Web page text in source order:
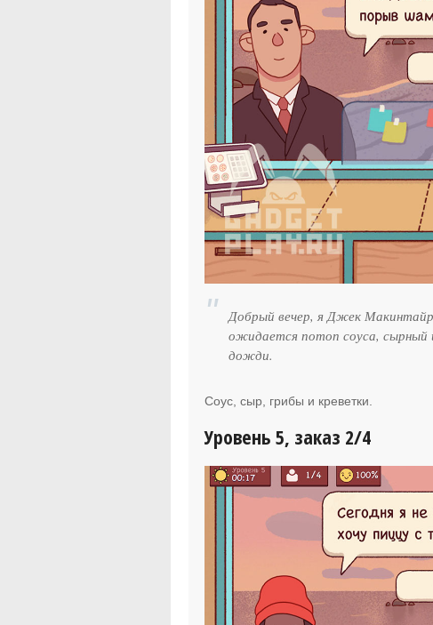
Добрый вечер, я Джек
ожидается потоп соуса, сырный
дожди.
Соус, сыр, грибы и креветки.
Уровень 5, заказ 2/4